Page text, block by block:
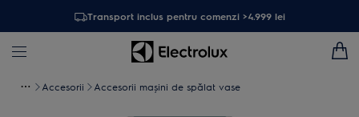
Transport inclus pentru comenzi >4.999 lei
Accesorii Accesorii mașini de spălat vase